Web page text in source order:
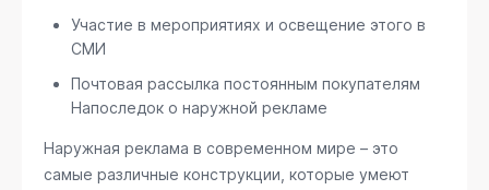
Участие в мероприятиях и освещение этого в
СМИ
Почтовая рассылка постоянным покупателям
Напоследок о наружной рекламе
Наружная реклама в современном мире – это
самые различные конструкции, которые умеют